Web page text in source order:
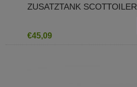
ZUSATZTANK SCOTTOILER
€45,09